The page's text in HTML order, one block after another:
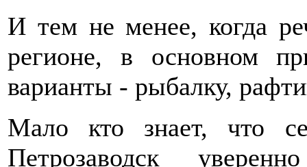
И тем не менее, когда
регионе, в основном
варианты - рыбалку,
Мало кто знает, что
Петрозаводск